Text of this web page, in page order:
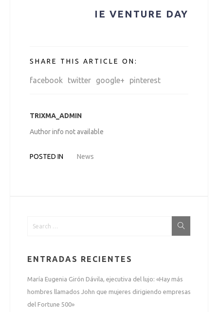
entradasIE VENTURE DAY
SHARE THIS ARTICLE ON:
facebook twitter google+ pinterest
TRIXMA_ADMIN
Author info not available
POSTED IN News
ENTRADAS RECIENTES
María Eugenia Girón Dávila, ejecutiva del lujo: «Hay más
hombres llamados John que mujeres dirigiendo empresas
del Fortune 500»